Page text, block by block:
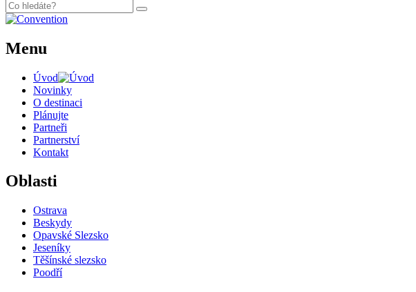
Menu
Úvod
Novinky
O destinaci
Plánujte
Partneři
Partnerství
Kontakt
Oblasti
Ostrava
Beskydy
Opavské Slezsko
Jeseníky
Těšínské slezsko
Poodří